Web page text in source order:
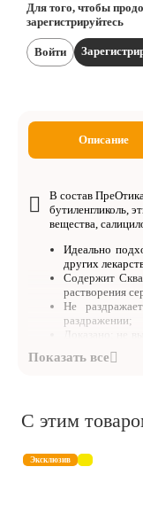
Для того, чтобы
зарегистрируйтесь
Войти
Описание
В состав
бутиленгликоль,
вещества,
Идеально
других
Содержит
растворения
Не
раздражении;
Доказано: не
раковине.
С этим
Эксклюзив